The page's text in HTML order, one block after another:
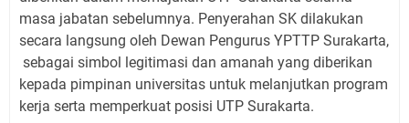
masa jabatan sebelumnya. Penyerahan SK dilakukan
secara langsung oleh Dewan Pengurus YPTTP Surakarta,
sebagai simbol legitimasi dan amanah yang diberikan
kepada pimpinan universitas untuk melanjutkan program
kerja serta memperkuat posisi UTP Surakarta.